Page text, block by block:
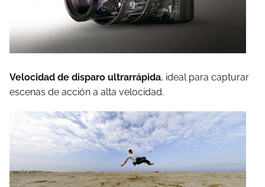
Velocidad de disparo ultrarrápida, ideal para capturar
escenas de acción a alta velocidad.